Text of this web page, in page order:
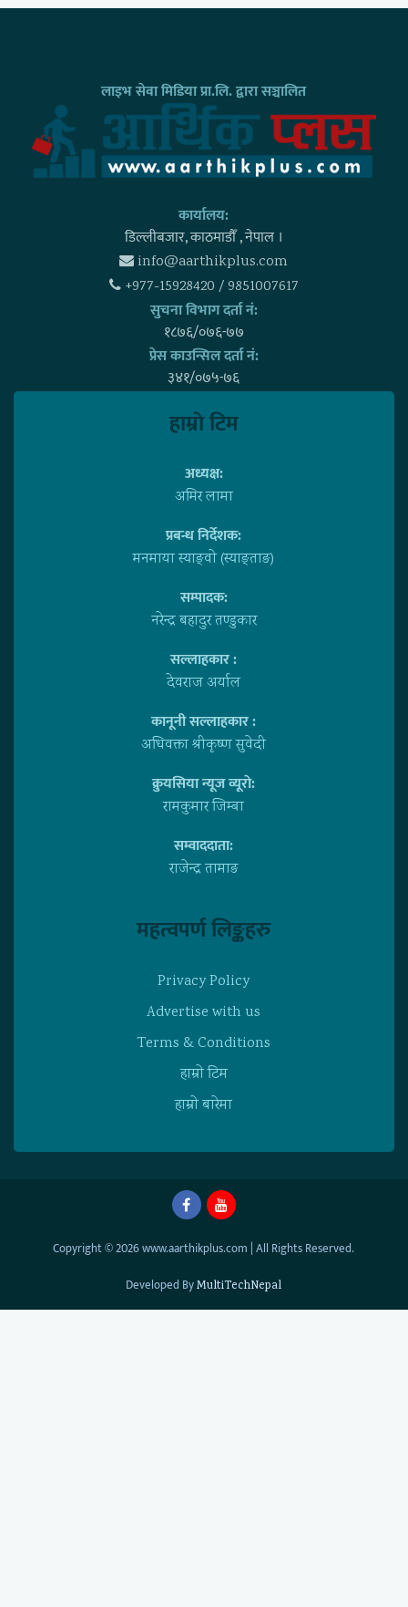
लाइभ सेवा मिडिया प्रा.लि. द्वारा सञ्चालित
कार्यालय:
डिल्लीबजार, काठमाडाैँ , नेपाल ।
info@aarthikplus.com
+977-15928420 / 9851007617
सुचना विभाग दर्ता नं:
१८७६/०७६-७७
प्रेस काउन्सिल दर्ता नं:
३४१/०७५-७६
हाम्राे टिम
अध्यक्ष:
अमिर लामा
प्रबन्ध निर्देशक:
मनमाया स्याङ्वाे (स्याङ्ताङ)
सम्पादक:
नरेन्द्र बहादुर तण्डुकार
सल्लाहकार :
देवराज अर्याल
कानूनी सल्लाहकार :
अधिवक्ता श्रीकृष्ण सुवेदी
क्रुयसिया न्यूज व्यूराे:
रामकुमार जिम्बा
सम्वाददाता:
राजेन्द्र तामाङ
महत्वपर्ण लिङ्कहरु
Privacy Policy
Advertise with us
Terms & Conditions
हाम्राे टिम
हाम्राे बारेमा
Copyright © 2026 www.aarthikplus.com | All Rights Reserved.
Developed ByMultiTechNepal